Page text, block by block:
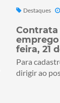
Destaques
Contrata
feira, 21
Para
dirigir ao